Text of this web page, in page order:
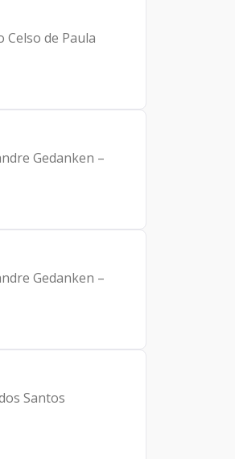
de Paula
Gedanken –
Gedanken –
Santos